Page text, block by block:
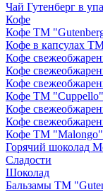
Чай Гутенберг в
Кофе
Кофе ТМ
Кофе в капсулах
Кофе
Кофе
Кофе
Кофе ТМ "Cuppello"
Кофе
Кофе
Кофе ТМ
Горячий шоколад
Сладости
Шоколад
Бальзамы ТМ